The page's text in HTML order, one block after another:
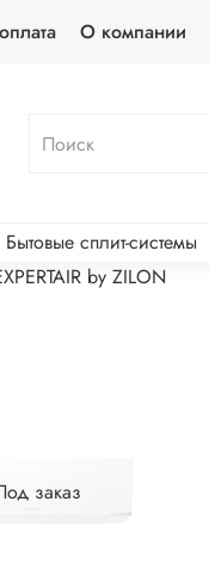
О компании
Бытовые сплит-системы
by ZILON
заказ